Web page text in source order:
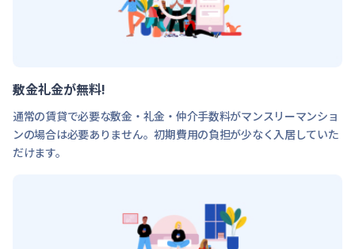
敷金礼金が無料!
通常の賃貸で必要な敷金・礼金・仲介手数料がマンスリーマンショ
ンの場合は必要ありません。初期費用の負担が少なく入居していた
だけます。